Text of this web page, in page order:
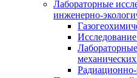
Лабораторные
инженерно-
Радиационно-